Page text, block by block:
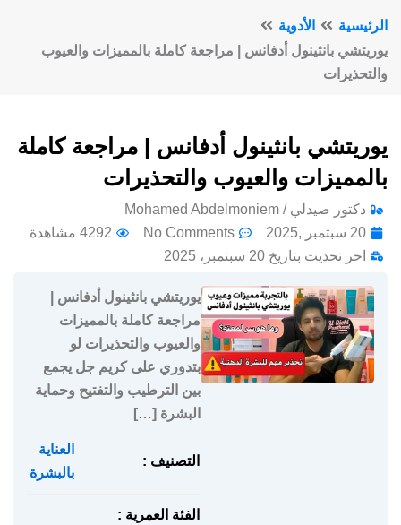
الرئيسية
الأدوية
يوريتشي بانثينول أدفانس | مراجعة كاملة بالمميزات والعيوب
والتحذيرات
يوريتشي بانثينول أدفانس | مراجعة كاملة
بالمميزات والعيوب والتحذيرات
دكتور صيدلي / Mohamed Abdelmoniem
20 سبتمبر ,2025
No Comments
4292 مشاهدة
اخر تحديث بتاريخ 20 سبتمبر، 2025
يوريتشي بانثينول أدفانس |
مراجعة كاملة بالمميزات
والعيوب والتحذيرات لو
بتدوري على كريم جل يجمع
بين الترطيب والتفتيح وحماية
البشرة […]
التصنيف :
العناية
بالبشرة
الفئة العمرية :